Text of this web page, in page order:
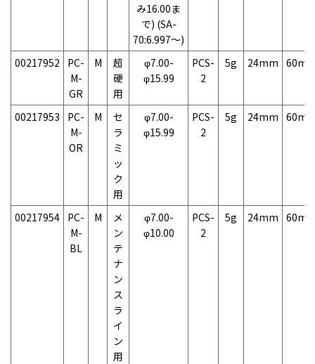
み16.00ま
で) (SA-
70:6.997～)
00217952
PC-
M-
GR
M
超
硬
用
φ7.00-
φ15.99
PCS-
2
5g 24mm
00217953
PC-
M-
OR
M
セ
ラ
ミ
ッ
ク
用
φ7.00-
φ15.99
PCS-
2
5g 24mm
00217954 PC-
M-
BL
M
メ
ン
テ
ナ
ン
ス
ラ
イ
ン
用
φ7.00-
φ10.00
PCS-
2
5g 24mm